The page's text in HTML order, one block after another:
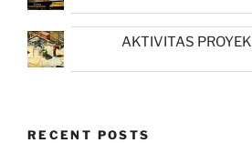
AKTIVITAS PROYEK
RECENT POSTS